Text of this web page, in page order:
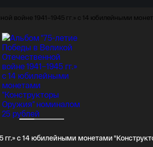
гг.» с 14 юбилейными монетами